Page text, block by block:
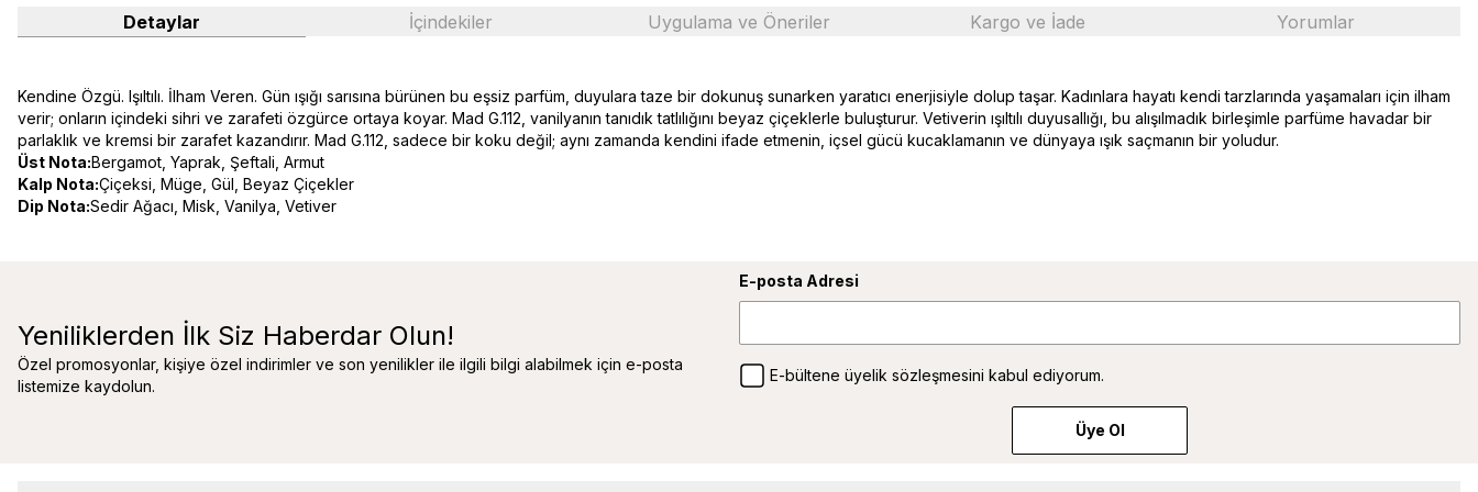
Detaylar İçindekiler Uygulama ve Öneriler Kargo ve İade Yorumlar
Kendine Özgü. Işıltılı. İlham Veren. Gün ışığı sarısına bürünen bu eşsiz parfüm, duyulara taze bir dokunuş sunarken yaratıcı enerjisiyle dolup taşar. Kadınlara hayatı kendi tarzlarında yaşamaları için ilham
verir; onların içindeki sihri ve zarafeti özgürce ortaya koyar. Mad G.112, vanilyanın tanıdık tatlılığını beyaz çiçeklerle buluşturur. Vetiverin ışıltılı duyusallığı, bu alışılmadık birleşimle parfüme havadar bir
parlaklık ve kremsi bir zarafet kazandırır. Mad G.112, sadece bir koku değil; aynı zamanda kendini ifade etmenin, içsel gücü kucaklamanın ve dünyaya ışık saçmanın bir yoludur.
Üst Nota:Bergamot, Yaprak, Şeftali, Armut
Kalp Nota:Çiçeksi, Müge, Gül, Beyaz Çiçekler
Dip Nota:Sedir Ağacı, Misk, Vanilya, Vetiver
Yeniliklerden İlk Siz Haberdar Olun!
Özel promosyonlar, kişiye özel indirimler ve son yenilikler ile ilgili bilgi alabilmek için e-posta
listemize kaydolun.
E-posta Adresi
E-bültene üyelik sözleşmesini kabul ediyorum.
Üye Ol